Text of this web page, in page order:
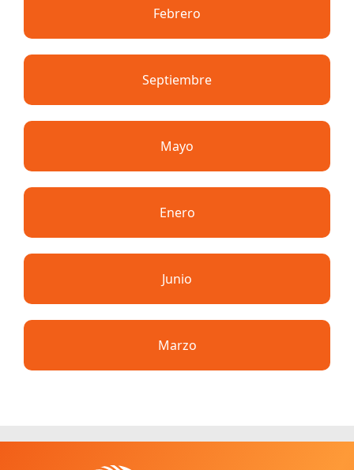
Febrero
Septiembre
Mayo
Enero
Junio
Marzo